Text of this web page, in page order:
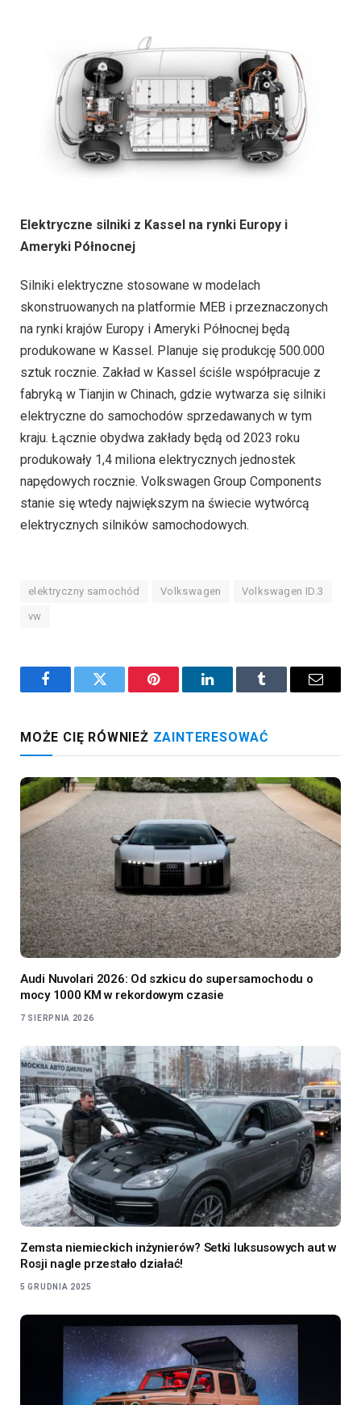
Elektryczne silniki z Kassel na rynki Europy i
Ameryki Północnej
Silniki elektryczne stosowane w modelach
skonstruowanych na platformie MEB i przeznaczonych
na rynki krajów Europy i Ameryki Północnej będą
produkowane w Kassel. Planuje się produkcję 500.000
sztuk rocznie. Zakład w Kassel ściśle współpracuje z
fabryką w Tianjin w Chinach, gdzie wytwarza się silniki
elektryczne do samochodów sprzedawanych w tym
kraju. Łącznie obydwa zakłady będą od 2023 roku
produkowały 1,4 miliona elektrycznych jednostek
napędowych rocznie. Volkswagen Group Components
stanie się wtedy największym na świecie wytwórcą
elektrycznych silników samochodowych.
elektryczny samochód Volkswagen Volkswagen ID.3
vw
FacebookTwitter Pinterest LinkedInTumblr Email
MOŻE CIĘ RÓWNIEŻ ZAINTERESOWAĆ
Audi Nuvolari 2026: Od szkicu do supersamochodu o
mocy 1000 KM w rekordowym czasie
7 SIERPNIA 2026
Zemsta niemieckich inżynierów? Setki luksusowych aut w
Rosji nagle przestało działać!
5 GRUDNIA 2025